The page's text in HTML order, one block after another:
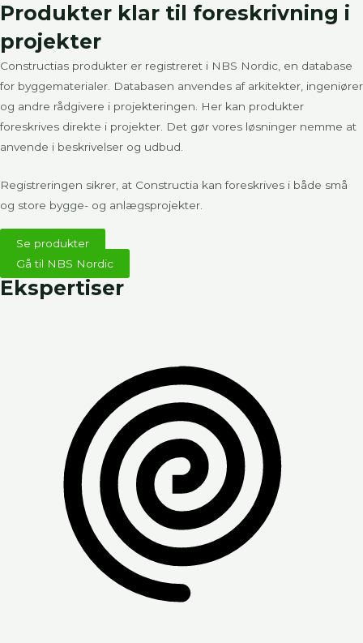
Produkter klar til foreskrivning i
projekter​
Constructias produkter er registreret i NBS Nordic , en database
for byggematerialer. Databasen anvendes af arkitekter, ingeniører
og andre rådgivere i projekteringen. Her kan produkter
foreskrives direkte i projekter. Det gør vores løsninger nemme at
anvende i beskrivelser og udbud.
Registreringen sikrer, at Constructia kan foreskrives i både små
og store bygge- og anlægsprojekter.
Se produkter
Gå til NBS Nordic
Ekspertiser​